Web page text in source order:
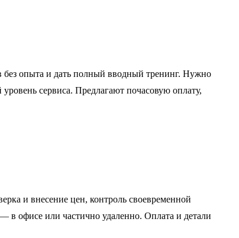
без опыта и дать полный вводный тренинг. Нужно
сервиса. Предлагают почасовую оплату,
и внесение цен, контроль своевременной
офисе или частично удаленно. Оплата и детали